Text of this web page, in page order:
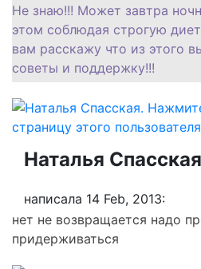
Не знаю!!! Может завтра
этом соблюдая строгую
вам расскажу что из этого
советы и поддержку!!!
Наталья Спасская
написала 14 Feb, 2013:
нет не возвращается надо
придерживаться